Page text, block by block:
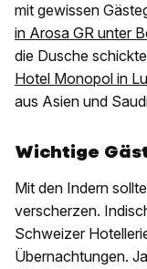
mit gewissen
in Arosa GR unter
die Dusche
Hotel Monopol in
aus Asien und
Wichtige
Mit den Indern
verscherzen.
Schweizer
Übernachtungen.